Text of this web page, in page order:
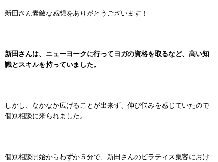
新田さん素敵な感想をありがとうございます！
新田さんは、ニューヨークに行ってヨガの資格を取るなど、高い知
識とスキルを持っていました。
しかし、なかなか広げることが出来ず、伸び悩みを感じていたので
個別相談に来られました。
個別相談開始からわずか５分で、新田さんのピラティス集客におけ